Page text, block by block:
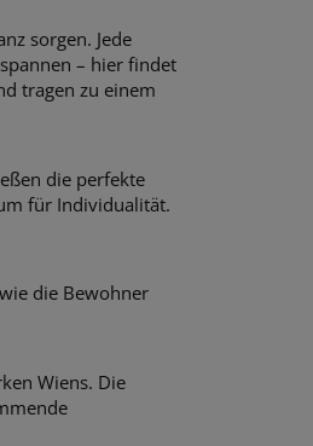
sorgen. Jede
– hier findet
tragen zu einem
die perfekte
für Individualität.
die Bewohner
Wiens. Die